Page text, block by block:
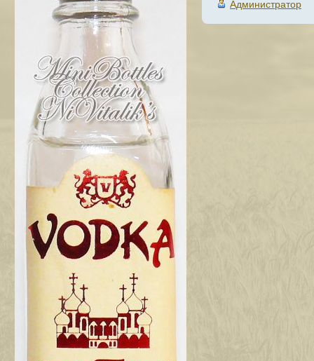
Администратор